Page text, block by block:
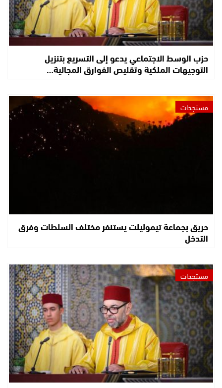
حزب الوسط الاجتماعي يدعو إلى التسريع بتنزيل
التوجيهات الملكية وتقليص الفوارق المجالية…
مستجدات
حريق بجماعة تيموليلت يستنفر مختلف السلطات وفرق
التدخل
مستجدات